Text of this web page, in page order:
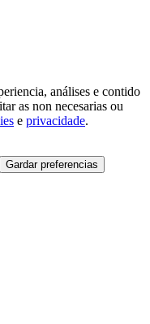
análises e contido
as non necesarias ou
e privacidade.
Gardar preferencias